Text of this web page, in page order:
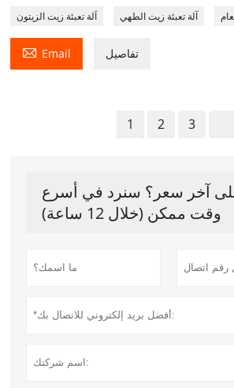
آلة تعبئة زيت الزيتون آلة تعبئة زيت الطهي
 Email تفاصيل
1 2 3
آخر سعر؟ سنرد في أسرع
وقت ممكن (خلال 12 ساعة)